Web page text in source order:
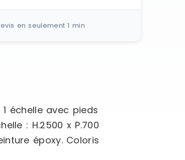
en seulement 1 min
échelle avec pieds
: H.2500 x P.700
époxy. Coloris